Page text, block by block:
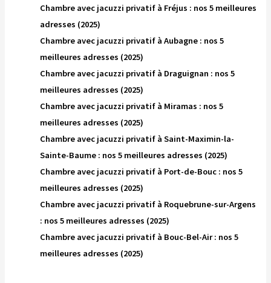
Chambre avec jacuzzi privatif à Fréjus : nos 5 meilleures
adresses (2025)
Chambre avec jacuzzi privatif à Aubagne : nos 5
meilleures adresses (2025)
Chambre avec jacuzzi privatif à Draguignan : nos 5
meilleures adresses (2025)
Chambre avec jacuzzi privatif à Miramas : nos 5
meilleures adresses (2025)
Chambre avec jacuzzi privatif à Saint-Maximin-la-
Sainte-Baume : nos 5 meilleures adresses (2025)
Chambre avec jacuzzi privatif à Port-de-Bouc : nos 5
meilleures adresses (2025)
Chambre avec jacuzzi privatif à Roquebrune-sur-Argens
: nos 5 meilleures adresses (2025)
Chambre avec jacuzzi privatif à Bouc-Bel-Air : nos 5
meilleures adresses (2025)